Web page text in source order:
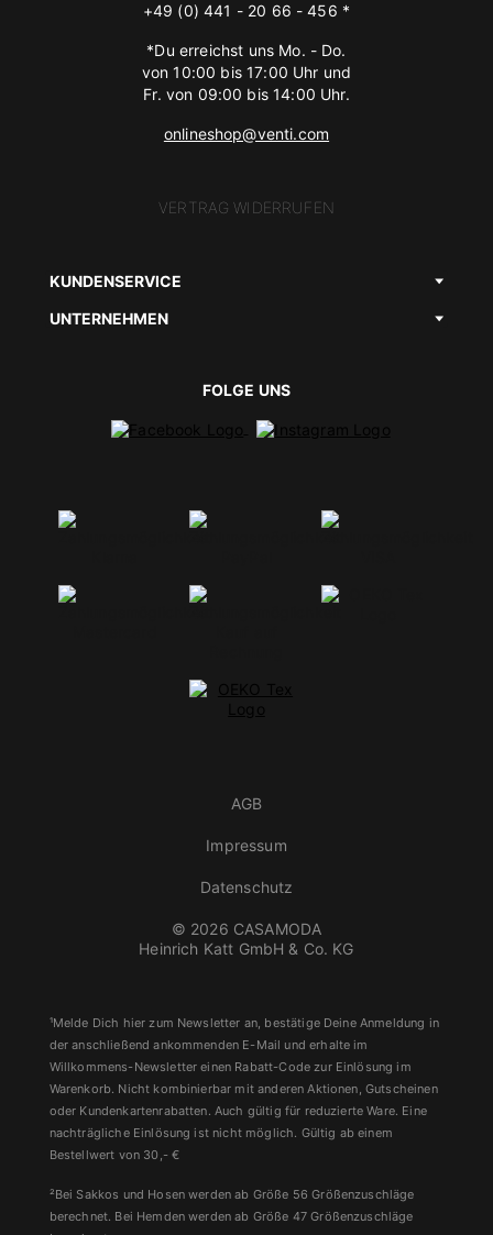
+49 (0) 441 - 20 66 - 456 *
*Du erreichst uns Mo. - Do.
von 10:00 bis 17:00 Uhr und
Fr. von 09:00 bis 14:00 Uhr.
onlineshop@venti.com
VERTRAG WIDERRUFEN
KUNDENSERVICE
UNTERNEHMEN
FOLGE UNS
© 2026 CASAMODA
Heinrich Katt GmbH & Co. KG
AGB
Impressum
Datenschutz
¹Melde Dich hier zum Newsletter an, bestätige Deine Anmeldung in
der anschließend ankommenden E-Mail und erhalte im
Willkommens-Newsletter einen Rabatt-Code zur Einlösung im
Warenkorb. Nicht kombinierbar mit anderen Aktionen, Gutscheinen
oder Kundenkartenrabatten. Auch gültig für reduzierte Ware. Eine
nachträgliche Einlösung ist nicht möglich. Gültig ab einem
Bestellwert von 30,- €
²Bei Sakkos und Hosen werden ab Größe 56 Größenzuschläge
berechnet. Bei Hemden werden ab Größe 47 Größenzuschläge